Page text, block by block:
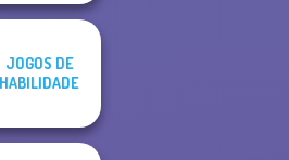
JOGOS DE
HABILIDADE